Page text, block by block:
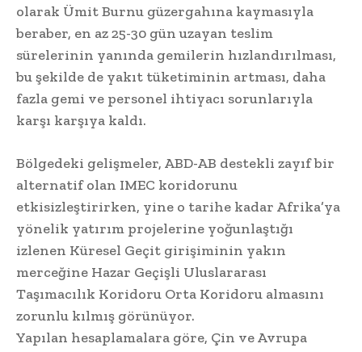
olarak Ümit Burnu güzergahına kaymasıyla
beraber, en az 25-30 gün uzayan teslim
sürelerinin yanında gemilerin hızlandırılması,
bu şekilde de yakıt tüketiminin artması, daha
fazla gemi ve personel ihtiyacı sorunlarıyla
karşı karşıya kaldı.
Bölgedeki gelişmeler, ABD-AB destekli zayıf bir
alternatif olan IMEC koridorunu
etkisizleştirirken, yine o tarihe kadar Afrika’ya
yönelik yatırım projelerine yoğunlaştığı
izlenen Küresel Geçit girişiminin yakın
merceğine Hazar Geçişli Uluslararası
Taşımacılık Koridoru Orta Koridoru almasını
zorunlu kılmış görünüyor.
Yapılan hesaplamalara göre, Çin ve Avrupa